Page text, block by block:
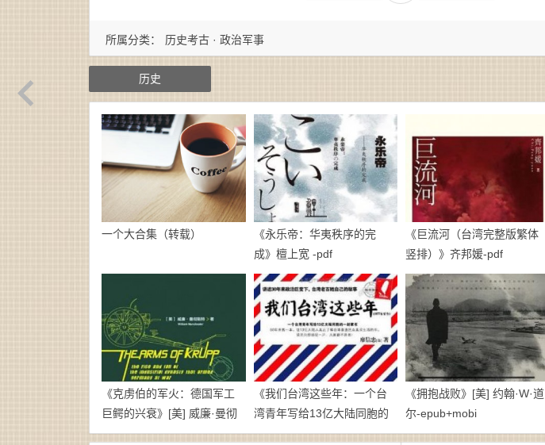
所属分类： 历史考古 · 政治军事
历史
一个大合集（转载）
《永乐帝：华夷秩序的完
成》檀上宽 -pdf
《巨流河（台湾完整版繁体
竖排）》齐邦媛-pdf
《克虏伯的军火：德国军工
巨鳄的兴衰》[美] 威廉·曼彻
斯特-pdf
《我们台湾这些年：一个台
湾青年写给13亿大陆同胞的
一封家书》廖信忠-
《拥抱战败》[美] 约翰·W·道
尔-epub+mobi